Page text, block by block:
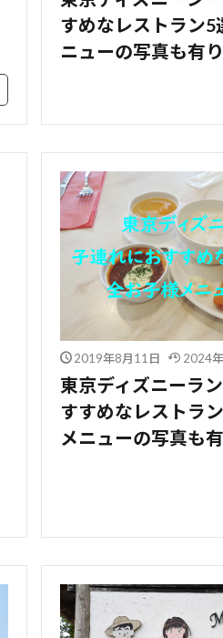
すめなレストラン5
ニューの写真も有り
2019年8月11日 2024
東京ディズニーラ
すすめなレストラ
メニューの写真も